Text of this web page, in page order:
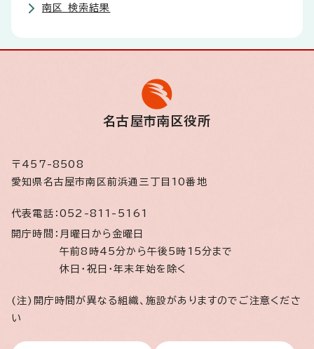
南区 検索結果
名古屋市南区役所
〒457-8508
愛知県名古屋市南区前浜通三丁目10番地
代表電話： 052-811-5161
開庁時間： 月曜日から金曜日
午前8時45分から午後5時15分まで
休日・祝日・年末年始を除く
(注)開庁時間が異なる組織、施設がありますのでご注意くださ
い